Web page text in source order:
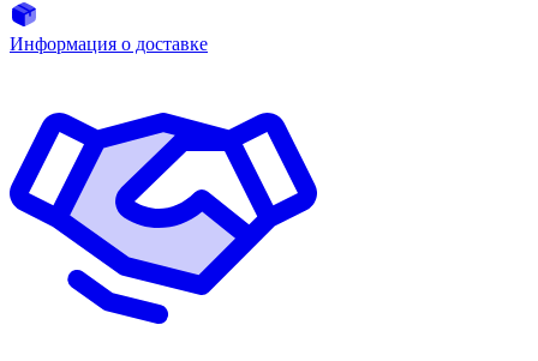
Информация о доставке